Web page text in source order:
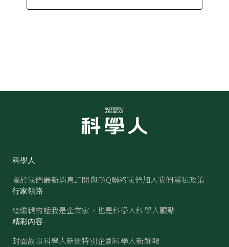
科學人
關於我們最新消息訂閱與FAQ聯絡我們加入我們隱私政策
行家領路
總編輯的話我是企業家，也是科學人科學人觀點
精彩內容
封面故事科學人新聞特別企劃科學人新鮮報